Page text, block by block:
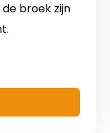
broek zijn